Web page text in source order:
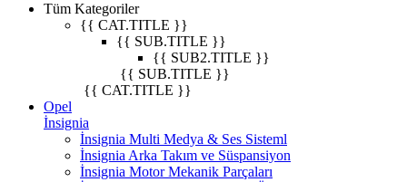
Tüm Kategoriler
{{ CAT.TITLE }}
{{ SUB.TITLE }}
{{ SUB2.TITLE }}
{{ SUB.TITLE }}
{{ CAT.TITLE }}
Opel
İnsignia
İnsignia Multi Medya & Ses Sisteml
İnsignia Arka Takım ve Süspansiyon
İnsignia Motor Mekanik Parçaları